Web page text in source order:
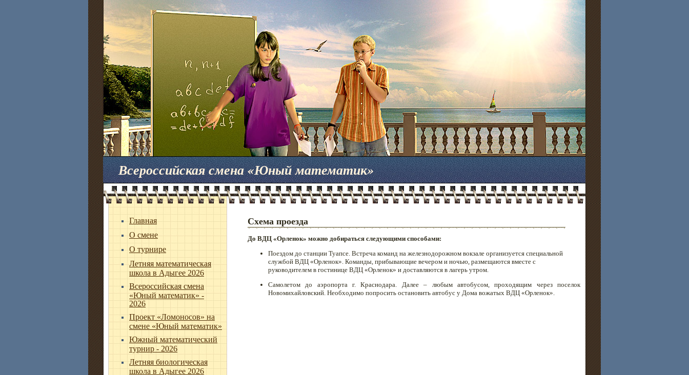
Всероссийская смена «Юный математик»
Главная
О смене
О турнире
Летняя математическая
школа в Адыгее 2026
Всероссийская смена
«Юный математик» -
2026
Проект «Ломоносов» на
смене «Юный математик»
Южный математический
турнир - 2026
Летняя биологическая
школа в Адыгее 2026
Схема проезда
До ВДЦ «Орленок» можно добираться следующими способами:
Поездом до станции Туапсе. Встреча команд на железнодорожном вокзале организуется специальной
службой ВДЦ «Орленок». Команды, прибывающие вечером и ночью, размещаются вместе с
руководителем в гостинице ВДЦ «Орленок» и доставляются в лагерь утром.
Самолетом до аэропорта г. Краснодара. Далее – любым автобусом, проходящим через поселок
Новомихайловский. Необходимо попросить остановить автобус у Дома вожатых ВДЦ «Орленок».